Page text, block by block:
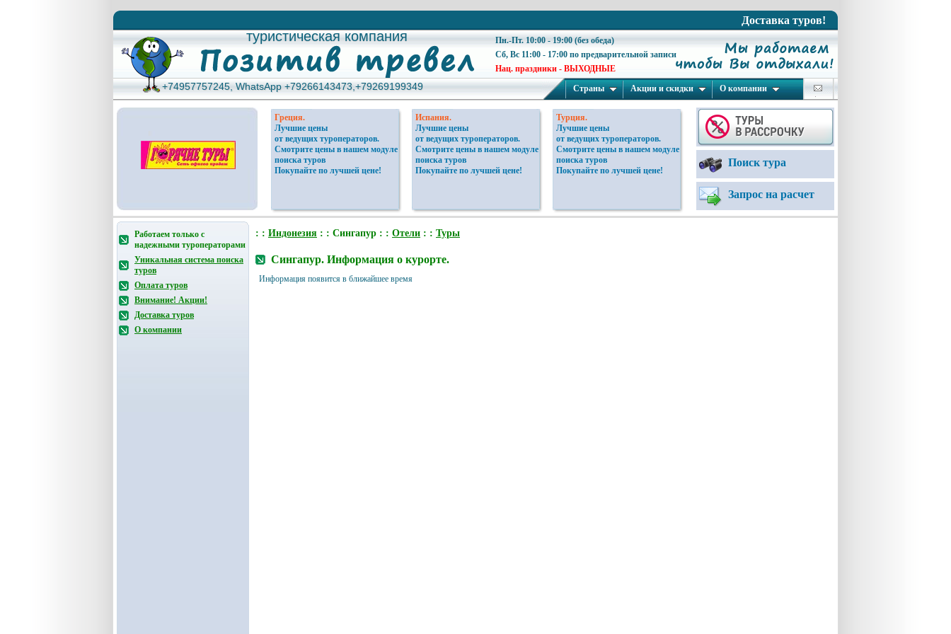
Доставка туров!
туристическая компания
туристическая компания
Пн.-Пт. 10:00 - 19:00 (без обеда)
Сб, Вс 11:00 - 17:00 по предварительной записи
Нац. праздники - ВЫХОДНЫЕ
+74957757245, WhatsApp +79266143473,+79269199349
+74957757245, WhatsApp +79266143473,+79269199349 Страны Акции и скидки О компании
Греция.
Лучшие цены
от ведущих туроператоров.
Смотрите цены в нашем модуле
поиска туров
Покупайте по лучшей цене!
Испания.
Лучшие цены
от ведущих туроператоров.
Смотрите цены в нашем модуле
поиска туров
Покупайте по лучшей цене!
Турция.
Лучшие цены
от ведущих туроператоров.
Смотрите цены в нашем модуле
поиска туров
Покупайте по лучшей цене!
Поиск тура
Запрос на расчет
Работаем только с
надежными туроператорами
Уникальная система поиска
туров
Оплата туров
Внимание! Акции!
Доставка туров
О компании
: : Индонезия : : Сингапур : : Отели : : Туры
Сингапур. Информация о курорте.
Информация появится в ближайшее время